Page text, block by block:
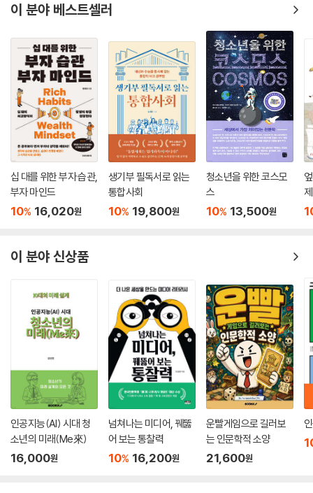
이 분야 베스트셀러
십 대를 위한 부자 습관,
부자 마인드
10% 16,020원
생기부 필독서로 읽는
통합사회
10% 19,800원
청소년을 위한 코스모
스
10% 13,500원
이 분야 신상품
인공지능(AI) 시대 청
소년의 미래(Me來)
16,000원
넘쳐나는 미디어, 꿰뚫
어 보는 통찰력
10% 16,200원
운빨게임으로 길러보
는 인문학적 소양
21,600원